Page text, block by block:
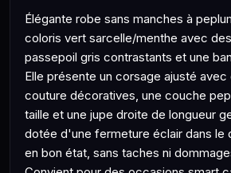
Élégante robe sans manches à
coloris vert sarcelle/menthe avec
passepoil gris contrastants et une
Elle présente un corsage ajusté
couture décoratives, une couche
taille et une jupe droite de longueur
dotée d'une fermeture éclair dans le
en bon état, sans taches ni